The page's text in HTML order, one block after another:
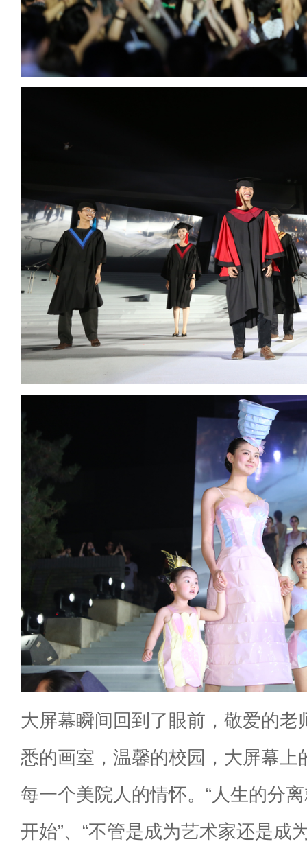
大屏幕瞬间回到了眼前，敬爱的老
悉的画室，温馨的校园，大屏幕上
每一个美院人的情怀。“人生的分
开始”、“不管是成为艺术家还是成